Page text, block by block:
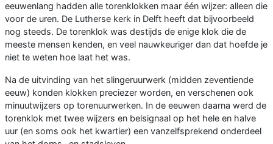
eeuwenlang hadden alle torenklokken maar één wijzer: alleen die
voor de uren. De Lutherse kerk in Delft heeft dat bijvoorbeeld
nog steeds. De torenklok was destijds de enige klok die de
meeste mensen kenden, en veel nauwkeuriger dan dat hoefde je
niet te weten hoe laat het was.
Na de uitvinding van het slingeruurwerk (midden zeventiende
eeuw) konden klokken preciezer worden, en verschenen ook
minuutwijzers op torenuurwerken. In de eeuwen daarna werd de
torenklok met twee wijzers en belsignaal op het hele en halve
uur (en soms ook het kwartier) een vanzelfsprekend onderdeel